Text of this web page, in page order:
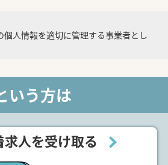
個人情報を適切に管理する事業者とし
いう方は
求人を受け取る